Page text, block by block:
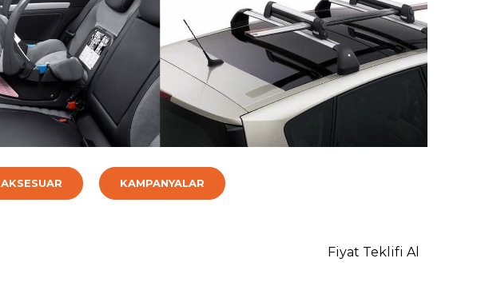
AKSESUAR KAMPANYALAR
Fiyat Teklifi Al